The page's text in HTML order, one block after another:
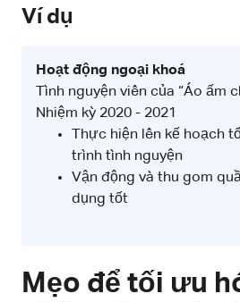
Ví dụ
Hoạt động ngoại khoá
Tình nguyện viên của “Áo ấm
Nhiệm kỳ 2020 - 2021
Thực hiện lên kế hoạch
trình tình nguyện
Vận động và thu gom
dụng tốt
Mẹo để tối ưu